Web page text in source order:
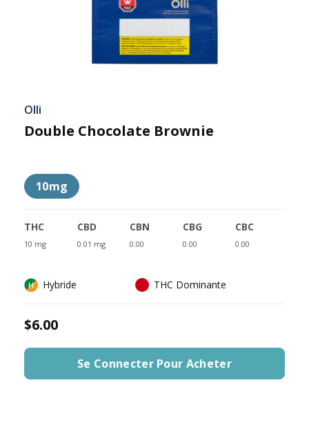
Olli
Double Chocolate Brownie
10mg
THC
10 mg
CBD
0.01 mg
CBN
0.00
CBG
0.00
CBC
0.00
Hybride THC Dominante
$6.00
Se Connecter Pour Acheter